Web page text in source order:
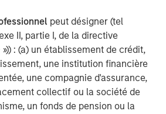
peut désigner (tel
II, partie I, de la directive
»)) : (a) un établissement de crédit,
une institution financière
une compagnie d'assurance,
collectif ou la société de
un fonds de pension ou la
excellence and culture of
foundation for the integration
ability to attract customers with
solutions. We are excited to
ongoing success as shareholders